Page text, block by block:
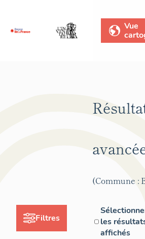
Vue
Filtres
(Commune :
les
affichés